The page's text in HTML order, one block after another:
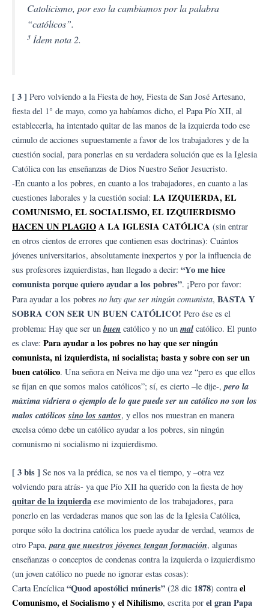
Catolicismo, por eso la cambiamos por la palabra
“católicos”.
3 Ídem nota 2.
[ 3 ] Pero volviendo a la Fiesta de hoy, Fiesta de San José Artesano,
fiesta del 1° de mayo, como ya habíamos dicho, el Papa Pío XII, al
establecerla, ha intentado quitar de las manos de la izquierda todo ese
cúmulo de acciones supuestamente a favor de los trabajadores y de la
cuestión social, para ponerlas en su verdadera solución que es la Iglesia
Católica con las enseñanzas de Dios Nuestro Señor Jesucristo.
-En cuanto a los pobres, en cuanto a los trabajadores, en cuanto a las
cuestiones laborales y la cuestión social: LA IZQUIERDA, EL
COMUNISMO, EL SOCIALISMO, EL IZQUIERDISMO
HACEN UN PLAGIOA LA IGLESIA CATÓLICA (sin entrar
en otros cientos de errores que contienen esas doctrinas): Cuántos
jóvenes universitarios, absolutamente inexpertos y por la influencia de
sus profesores izquierdistas, han llegado a decir: “Yo me hice
comunista porque quiero ayudar a los pobres”. ¡Pero por favor:
Para ayudar a los pobres no hay que ser ningún comunista, BASTA Y
SOBRA CON SER UN BUEN CATÓLICO! Pero ése es el
problema: Hay que ser un buen católico y no un mal católico. El punto
es clave: Para ayudar a los pobres no hay que ser ningún
comunista, ni izquierdista, ni socialista; basta y sobre con ser un
buen católico. Una señora en Neiva me dijo una vez “pero es que ellos
se fijan en que somos malos católicos”; sí, es cierto –le dije-,pero la
máxima vidriera o ejemplo de lo que puede ser un católico no son los
malos católicossino los santos, y ellos nos muestran en manera
excelsa cómo debe un católico ayudar a los pobres, sin ningún
comunismo ni socialismo ni izquierdismo.
[ 3 bis ] Se nos va la prédica, se nos va el tiempo, y –otra vez
volviendo para atrás- ya que Pío XII ha querido con la fiesta de hoy
quitar de la izquierda ese movimiento de los trabajadores, para
ponerlo en las verdaderas manos que son las de la Iglesia Católica,
porque sólo la doctrina católica los puede ayudar de verdad, veamos de
otro Papa,para que nuestros jóvenes tengan formación, algunas
enseñanzas o conceptos de condenas contra la izquierda o izquierdismo
(un joven católico no puede no ignorar estas cosas):
Carta Encíclica“Quod apostólici múneris” (28 dic 1878) contrael
Comunismo, el Socialismo y el Nihilismo, escrita por el gran Papa